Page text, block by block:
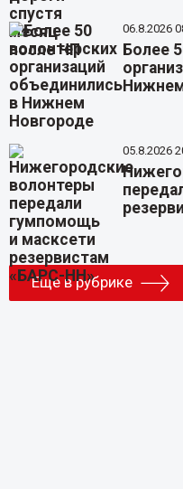
06.8.2026
Более
05.8.2026
Еще в рубрике